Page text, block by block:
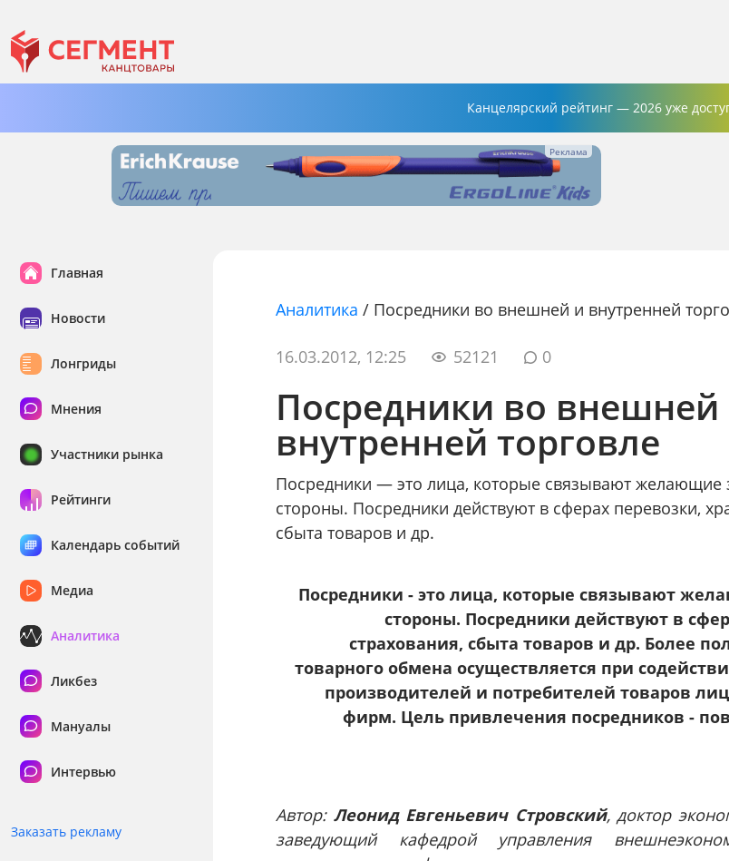
Канцелярский рейтинг — 2026 уже
Главная
Новости
Лонгриды
Мнения
Участники рынка
Рейтинги
Календарь событий
Медиа
Аналитика
Ликбез
Мануалы
Интервью
Заказать рекламу
Аналитика / Посредники во внешней и внутренней
16.03.2012, 12:25 52121 0
Посредники во внешней
внутренней торговле
Посредники — это лица, которые связывают желающие
стороны. Посредники действуют в сферах перевозки,
сбыта товаров и др.
Посредники - это лица, которые связывают
стороны. Посредники действуют в
страхования, сбыта товаров и др. Более
товарного обмена осуществляется при
производителей и потребителей товаров
фирм. Цель привлечения посредников -
Автор: Лeoнид Eвгеньeвич Cтpовский, доктор
заведующий кафедрой управления